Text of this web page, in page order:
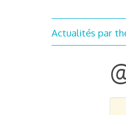
Actualités par